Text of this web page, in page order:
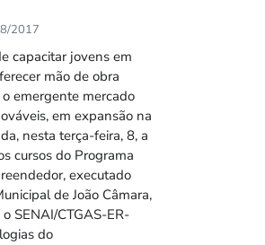
2017
capacitar jovens em
mão de obra
emergente mercado
em expansão na
nesta terça-feira, 8, a
cursos do Programa
executado
de João Câmara,
SENAI/CTGAS-ER-
do